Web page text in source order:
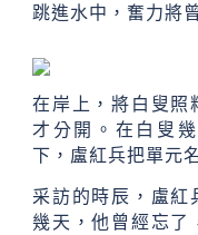
跳進水中，奮力將
在岸上，將白叟照
才分開。在白叟
下，盧紅兵把單元
采訪的時辰，盧紅
幾天，他曾經忘了